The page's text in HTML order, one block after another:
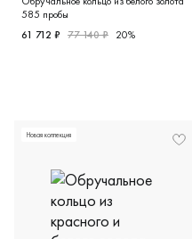
585 пробы
Женские, мужские,
61 712 ₽ 77 140 ₽ 20%
Новая коллекция